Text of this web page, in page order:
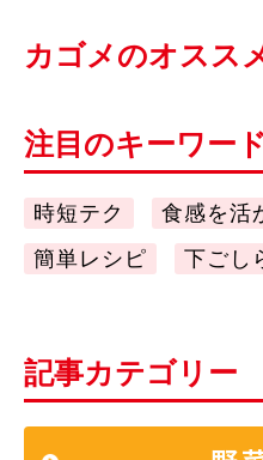
カゴメのオスス
注目のキーワード
時短テク 食感を活
簡単レシピ
下ごし
記事カテゴリー